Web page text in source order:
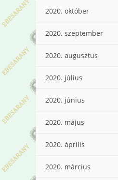
2020. október
2020. szeptember
2020. augusztus
2020. július
2020. június
2020. május
2020. április
2020. március